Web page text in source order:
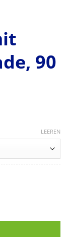
90
LEEREN
Menge